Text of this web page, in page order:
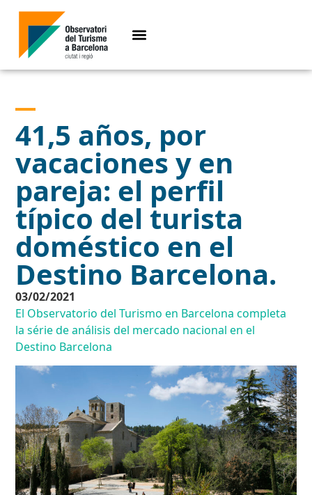
41,5 años, por
vacaciones y en
pareja: el perfil
típico del turista
doméstico en el
Destino Barcelona.
03/02/2021
El Observatorio del Turismo en Barcelona completa
la série de análisis del mercado nacional en el
Destino Barcelona